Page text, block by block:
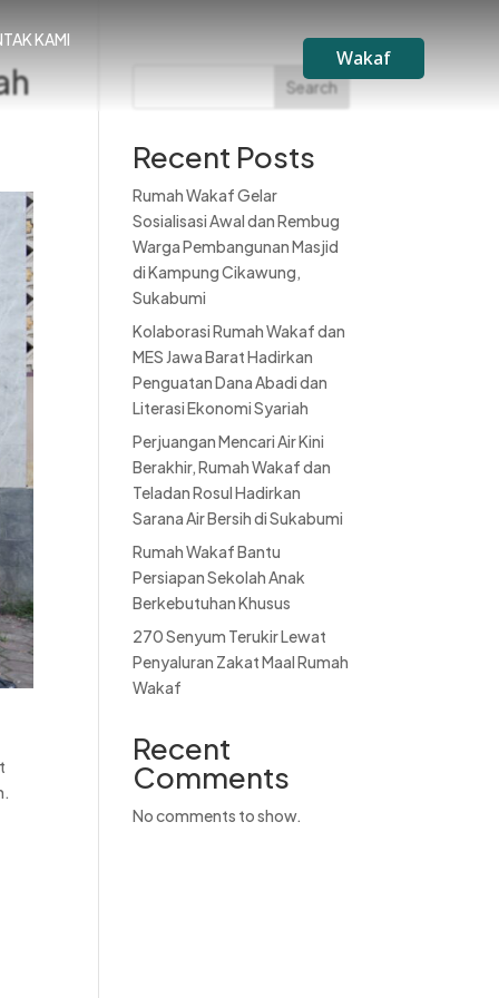
KAMI
Wakaf
Search
Recent Posts
Rumah Wakaf Gelar
Sosialisasi Awal dan Rembug
Warga Pembangunan Masjid
di Kampung Cikawung,
Sukabumi
Kolaborasi Rumah Wakaf dan
MES Jawa Barat Hadirkan
Penguatan Dana Abadi dan
Literasi Ekonomi Syariah
Perjuangan Mencari Air Kini
Berakhir, Rumah Wakaf dan
Teladan Rosul Hadirkan
Sarana Air Bersih di Sukabumi
Rumah Wakaf Bantu
Persiapan Sekolah Anak
Berkebutuhan Khusus
270 Senyum Terukir Lewat
Penyaluran Zakat Maal Rumah
Wakaf
Recent
Comments
No comments to show.